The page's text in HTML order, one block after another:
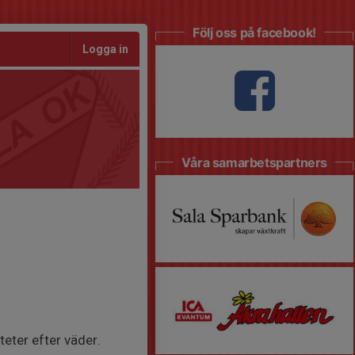
Logga in
efter väder.
Följ oss på facebook!
Våra samarbetspartners